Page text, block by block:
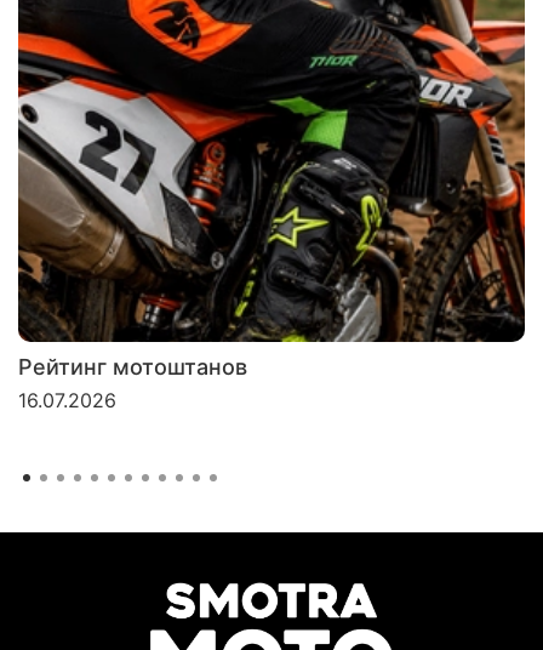
Рейтинг мотоштанов
16.07.2026